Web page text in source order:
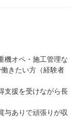
機オペ・施工管理な
きたい方（経験者
支援を受けながら長
与ありで頑張りが収